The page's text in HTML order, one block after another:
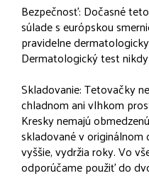
Bezpečnosť: Dočasné
súlade s európskou
pravidelne
Dermatologický test
Skladovanie: Tetovačky
chladnom ani vlhkom
Kresky nemajú
skladované v
vyššie, vydržia roky. Vo
odporúčame použiť do